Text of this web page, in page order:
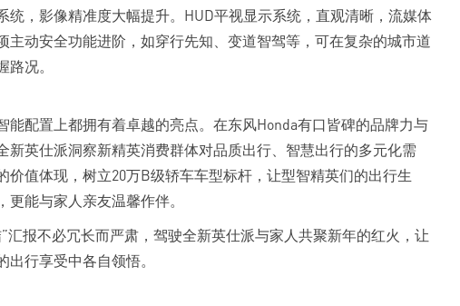
统，影像精准度大幅提升。HUD平视显示系统，直观清晰，流媒体
主动安全功能进阶，如穿行先知、变道智驾等，可在复杂的城市道
况。
能配置上都拥有着卓越的亮点。在东风Honda有口皆碑的品牌力与
新英仕派洞察新精英消费群体对品质出行、智慧出行的多元化需
价值体现，树立20万B级轿车车型标杆，让型智精英们的出行生
能与家人亲友温馨作伴。
汇报不必冗长而严肃，驾驶全新英仕派与家人共聚新年的红火，让
行享受中各自领悟。